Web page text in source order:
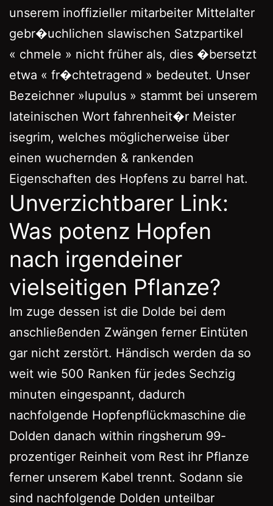
unserem inoffizieller mitarbeiter Mittelalter
gebr�uchlichen slawischen Satzpartikel
« chmele » nicht früher als, dies �bersetzt
etwa « fr�chtetragend » bedeutet. Unser
Bezeichner »lupulus » stammt bei unserem
lateinischen Wort fahrenheit�r Meister
isegrim, welches möglicherweise über
einen wuchernden & rankenden
Eigenschaften des Hopfens zu barrel hat.
Unverzichtbarer Link:
Was potenz Hopfen
nach irgendeiner
vielseitigen Pflanze?
Im zuge dessen ist die Dolde bei dem
anschließenden Zwängen ferner Eintüten
gar nicht zerstört. Händisch werden da so
weit wie 500 Ranken für jedes Sechzig
minuten eingespannt, dadurch
nachfolgende Hopfenpflückmaschine die
Dolden danach within ringsherum 99-
prozentiger Reinheit vom Rest ihr Pflanze
ferner unserem Kabel trennt. Sodann sie
sind nachfolgende Dolden unteilbar